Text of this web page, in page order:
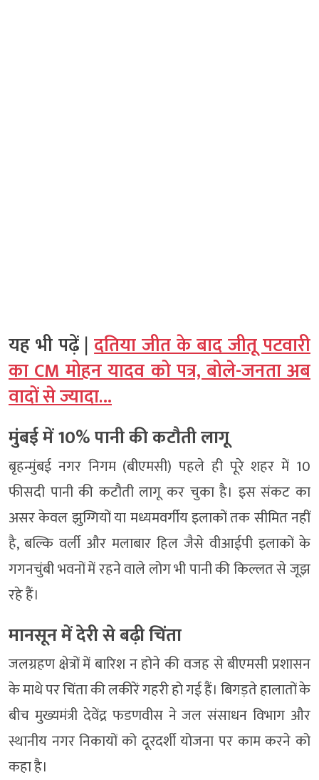
यह भी पढ़ें |दतिया जीत के बाद जीतू पटवारी
का CM मोहन यादव को पत्र, बोले-जनता अब
वादों से ज्यादा…
मुंबई में 10% पानी की कटौती लागू
बृहन्मुंबई नगर निगम (बीएमसी) पहले ही पूरे शहर में 10
फीसदी पानी की कटौती लागू कर चुका है। इस संकट का
असर केवल झुग्गियों या मध्यमवर्गीय इलाकों तक सीमित नहीं
है, बल्कि वर्ली और मलाबार हिल जैसे वीआईपी इलाकों के
गगनचुंबी भवनों में रहने वाले लोग भी पानी की किल्लत से जूझ
रहे हैं।
मानसून में देरी से बढ़ी चिंता
जलग्रहण क्षेत्रों में बारिश न होने की वजह से बीएमसी प्रशासन
के माथे पर चिंता की लकीरें गहरी हो गई हैं। बिगड़ते हालातों के
बीच मुख्यमंत्री देवेंद्र फडणवीस ने जल संसाधन विभाग और
स्थानीय नगर निकायों को दूरदर्शी योजना पर काम करने को
कहा है।